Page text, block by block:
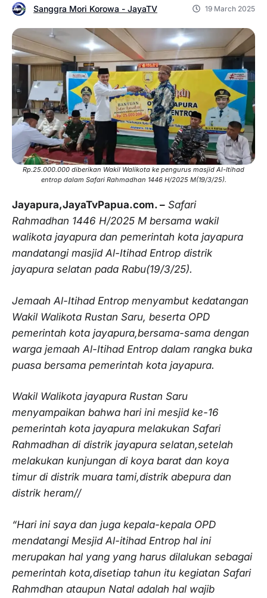
Sanggra Mori Korowa - JayaTV 19 March 2025
Rp.25.000.000 diberikan Wakil Walikota ke pengurus masjid Al-Itihad
entrop dalam Safari Rahmadhan 1446 H/2025 M(19/3/25).
Jayapura,JayaTvPapua.com. – Safari
Rahmadhan 1446 H/2025 M bersama wakil
walikota jayapura dan pemerintah kota jayapura
mandatangi masjid Al-Itihad Entrop distrik
jayapura selatan pada Rabu(19/3/25).
Jemaah Al-Itihad Entrop menyambut kedatangan
Wakil Walikota Rustan Saru, beserta OPD
pemerintah kota jayapura,bersama-sama dengan
warga jemaah Al-Itihad Entrop dalam rangka buka
puasa bersama pemerintah kota jayapura.
Wakil Walikota jayapura Rustan Saru
menyampaikan bahwa hari ini mesjid ke-16
pemerintah kota jayapura melakukan Safari
Rahmadhan di distrik jayapura selatan,setelah
melakukan kunjungan di koya barat dan koya
timur di distrik muara tami,distrik abepura dan
distrik heram//
“Hari ini saya dan juga kepala-kepala OPD
mendatangi Mesjid Al-itihad Entrop hal ini
merupakan hal yang yang harus dilalukan sebagai
pemerintah kota,disetiap tahun itu kegiatan Safari
Rahmdhan ataupun Natal adalah hal wajib